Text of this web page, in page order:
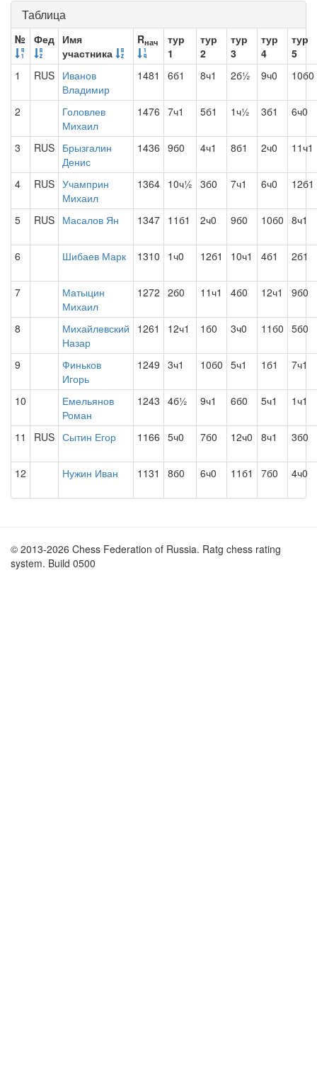
Таблица
№ Фед Имя
участника
Rнач
тур
1
тур
2
тур
3
тур
4
тур
5
1
RUS Иванов
Владимир
1481 6б1 8ч1 2б½ 9ч0 10б0
2
Головлев
Михаил
1476 7ч1 5б1 1ч½ 3б1 6ч0
3 RUS Брызгалин
Денис
1436 9б0 4ч1 8б1 2ч0 11ч1
4 RUS Учамприн
Михаил
1364 10ч½ 3б0 7ч1 6ч0 12б1
5 RUS Масалов Ян 1347 11б1 2ч0 9б0 10б0 8ч1
6 Шибаев Марк 1310 1ч0 12б1 10ч1 4б1 2б1
7
Матыцин
Михаил
1272 2б0 11ч1 4б0 12ч1 9б0
8
Михайлевский
Назар
1261 12ч1 1б0 3ч0 11б0 5б0
9
Финьков
Игорь
1249 3ч1 10б0 5ч1 1б1 7ч1
10
Емельянов
Роман
1243 4б½ 9ч1 6б0 5ч1 1ч1
11 RUS Сытин Егор 1166 5ч0 7б0 12ч0 8ч1 3б0
12 Нужин Иван 1131 8б0 6ч0 11б1 7б0 4ч0
© 2013-2026 Chess Federation of Russia. Ratg chess rating
system. Build 0500